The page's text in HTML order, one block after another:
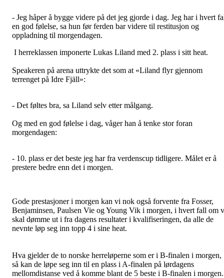
- Jeg håper å bygge videre på det jeg gjorde i dag. Jeg har i hvert
en god følelse, sa hun før ferden bar videre til restitusjon og
oppladning til morgendagen.
I herreklassen imponerte Lukas Liland med 2. plass i sitt heat.
Speakeren på arena uttrykte det som at «Liland flyr gjennom
terrenget på Idre Fjäll»:
- Det føltes bra, sa Liland selv etter målgang.
Og med en god følelse i dag, våger han å tenke stor foran
morgendagen:
- 10. plass er det beste jeg har fra verdenscup tidligere. Målet er å
prestere bedre enn det i morgen.
Gode prestasjoner i morgen kan vi nok også forvente fra Fosser,
Benjaminsen, Paulsen Vie og Young Vik i morgen, i hvert fall om
skal dømme ut i fra dagens resultater i kvalifiseringen, da alle de
nevnte løp seg inn topp 4 i sine heat.
Hva gjelder de to norske herreløperne som er i B-finalen i morgen,
så kan de løpe seg inn til en plass i A-finalen på lørdagens
mellomdistanse ved å komme blant de 5 beste i B-finalen i morgen.